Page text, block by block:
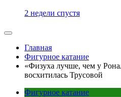
2 недели спустя
Главная
Фигурное катание
«Физуха лучше, чем у
восхитилась Трусовой
Фигурное катание